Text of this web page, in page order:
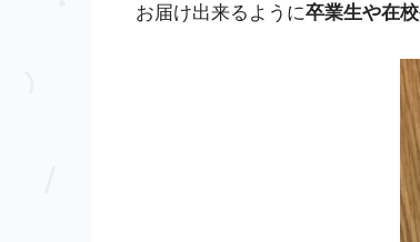
お届け出来るように卒業生や在